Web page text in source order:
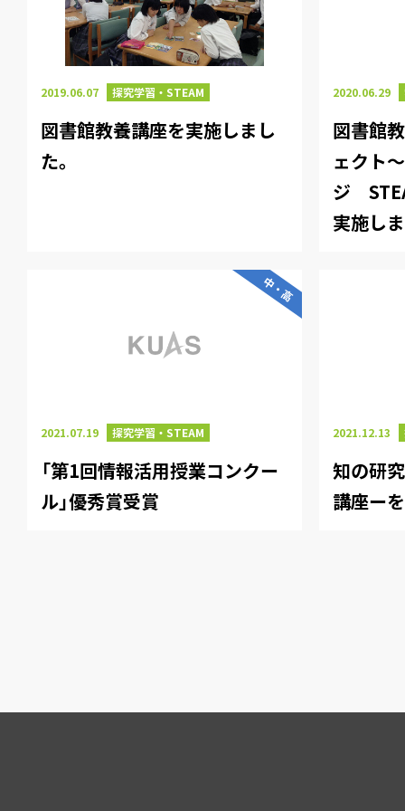
2019.06.07 探究学習・STEAM
図書館教養講座を実施しまし
た。
2020.06.29
図書館
ェクト
ジ
実施し
中・高
2021.07.19 探究学習・STEAM
「第1回情報活用授業コンクー
ル」優秀賞受賞
2021.12.13
知の研
講座ー